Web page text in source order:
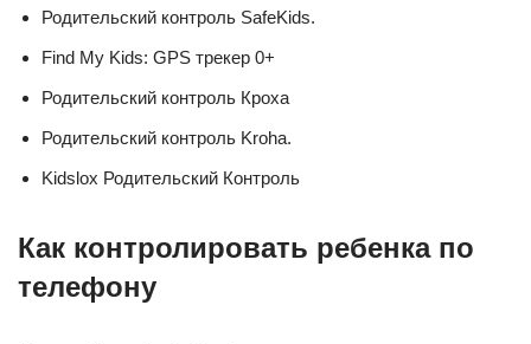
Родительский контроль SafeKids.
Find My Kids: GPS трекер 0+
Родительский контроль Кроха
Родительский контроль Kroha.
Kidslox Родительский Контроль
Как контролировать ребенка по
телефону